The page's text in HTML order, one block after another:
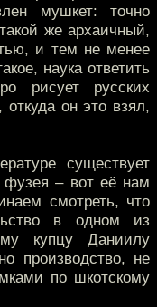
мушкет: точно
же архаичный,
и тем не менее
наука ответить
рисует русских
он это взял,
существует
фузея – вот её нам
смотреть, что
в одном из
купцу Даниилу
производство, не
по шкотскому